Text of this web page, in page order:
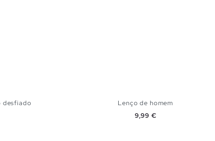
desfiado
Lenço de homem
Preço
9,99 €